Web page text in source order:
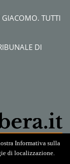
TUTTI
DI
Informativa sulla
di localizzazione.